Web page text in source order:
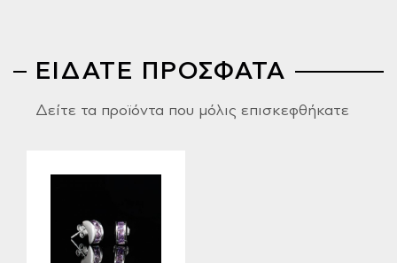
ΕΙΔΑΤΕ ΠΡΟΣΦΑΤΑ
Δείτε τα προϊόντα που μόλις επισκεφθήκατε